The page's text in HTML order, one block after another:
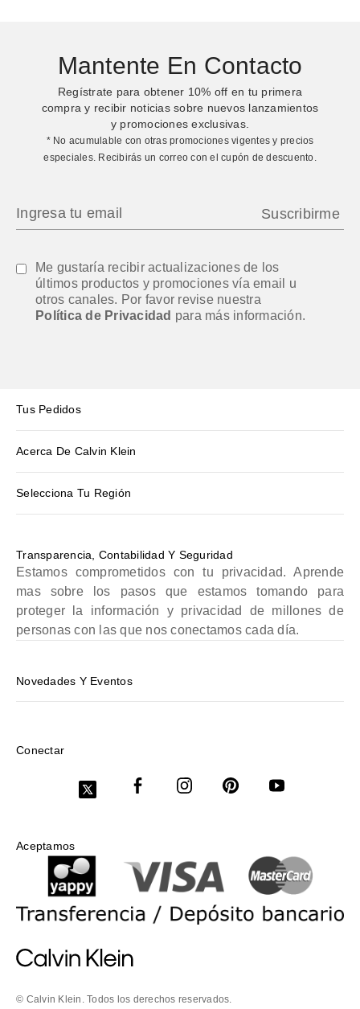
Mantente En Contacto
Regístrate para obtener 10% off en tu primera
compra y recibir noticias sobre nuevos lanzamientos
y promociones exclusivas.
* No acumulable con otras promociones vigentes y precios
especiales. Recibirás un correo con el cupón de descuento.
Me gustaría recibir actualizaciones de los
últimos productos y promociones vía email u
otros canales. Por favor revise nuestra
Política de Privacidad para más información.
Tus Pedidos
Acerca De Calvin Klein
Selecciona Tu Región
Transparencia, Contabilidad Y Seguridad
Estamos comprometidos con tu privacidad. Aprende
mas sobre los pasos que estamos tomando para
proteger la información y privacidad de millones de
personas con las que nos conectamos cada día.
Novedades Y Eventos
Conectar
Aceptamos
© Calvin Klein. Todos los derechos reservados.